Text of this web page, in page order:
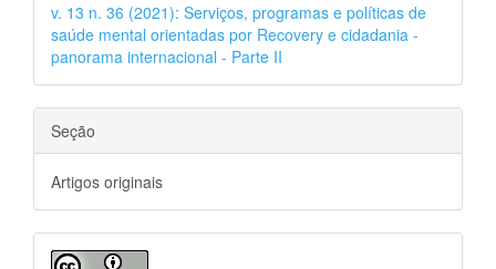
v. 13 n. 36 (2021): Serviços, programas e políticas de
saúde mental orientadas por Recovery e cidadania -
panorama internacional - Parte II
Seção
Artigos originais